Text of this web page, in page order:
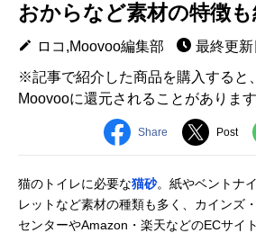
おからなど素材の特徴
ロコ,Moovoo編集部
最終更
※記事で紹介した商品を購入すると
Moovooに還元されることがあります
Share Post
猫のトイレに必要な猫砂。紙やベントナ
レットなど素材の種類も多く、カインズ
センターやAmazon・楽天などのECサイ